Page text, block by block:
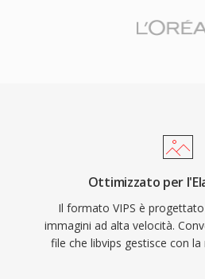
Ottimizzato per
Il formato VIPS è
immagini ad alta velocità.
file che libvips gestisce con